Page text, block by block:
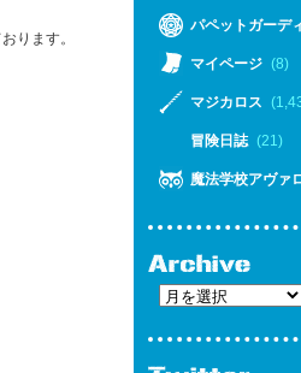
ります。
パペットガーデ
マイページ (8)
マジカロス
冒険日誌 (21)
魔法学校アヴァ